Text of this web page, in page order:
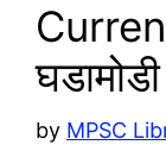
by MPSC